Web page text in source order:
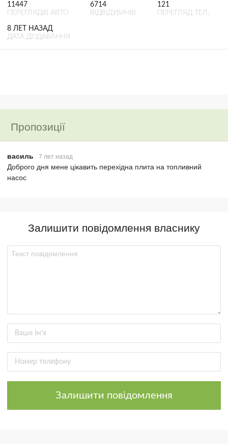
11447
ПЕРЕГЛЯДІВ АВТО
6714
ВІДВІДУВАЧІВ
121
ПЕРЕГЛЯД ТЕЛ.
8 ЛЕТ НАЗАД
ДАТА ДОДАВАННЯ
Пропозиції
василь 7 лет назад
Доброго дня мене цікавить перехідна плита на топливний
насос
Залишити повідомлення власнику
Залишити повідомлення